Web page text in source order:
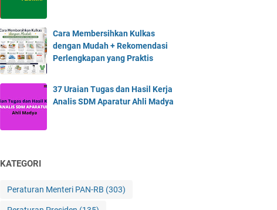
Cara Membersihkan Kulkas
dengan Mudah + Rekomendasi
Perlengkapan yang Praktis
37 Uraian Tugas dan Hasil Kerja
Analis SDM Aparatur Ahli Madya
KATEGORI
Peraturan Menteri PAN-RB (303)